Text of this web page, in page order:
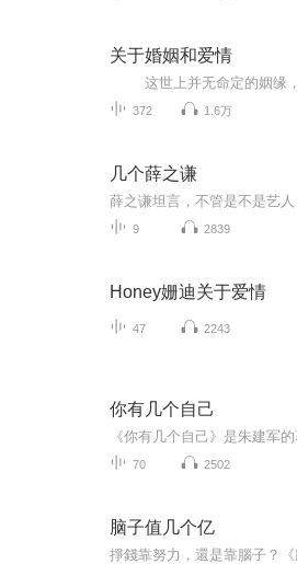
关于婚姻和爱情
372 1.6万
几个薛之谦
9 2839
Honey姗迪关于爱情
47 2243
你有几个自己
70 2502
脑子值几个亿